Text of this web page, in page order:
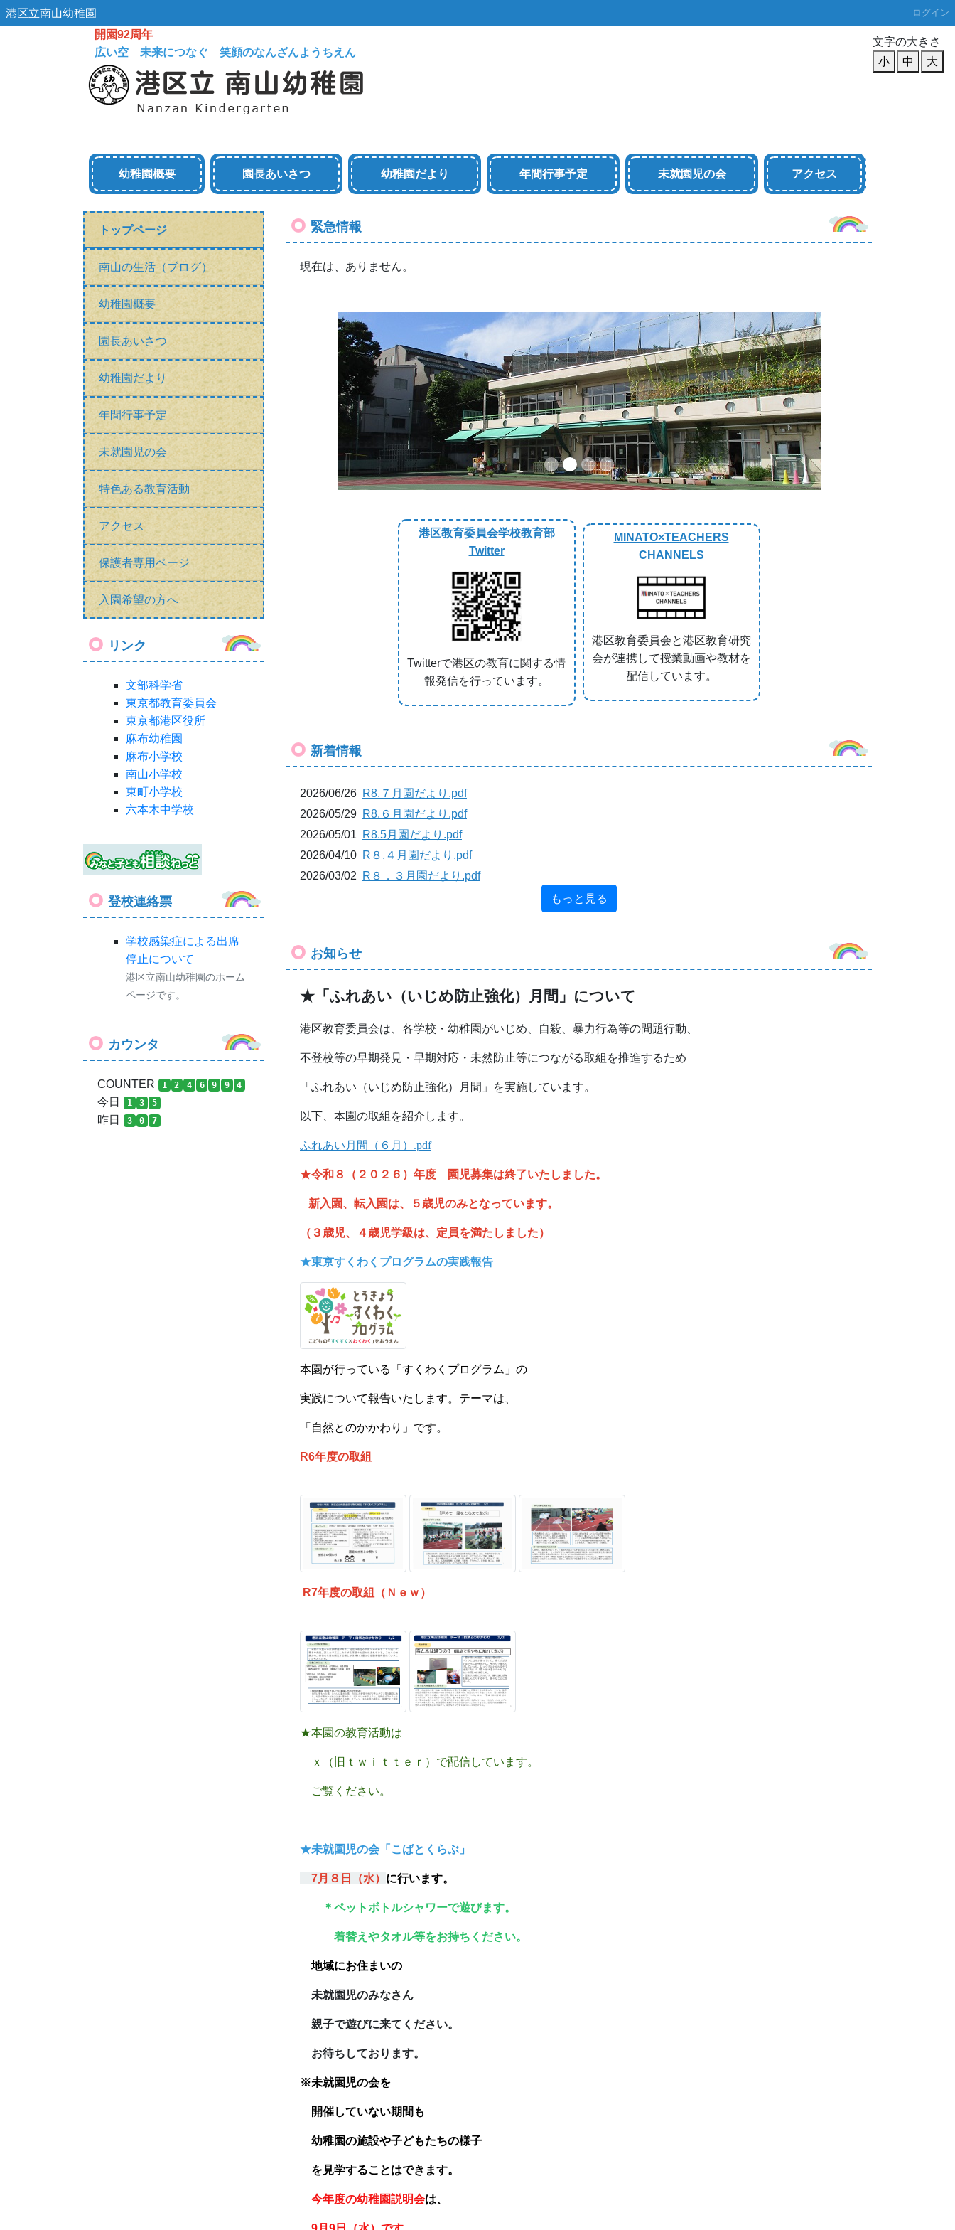
港区立南山幼稚園 ログイン
文字の大きさ
小
中 大
開園92周年
広い空 未来につなぐ 笑顔のなんざんようちえん
幼稚園概要 園長あいさつ 幼稚園だより 年間行事予定 未就園児の会 アクセス
トップページ
南山の生活（ブログ）
幼稚園概要
園長あいさつ
幼稚園だより
年間行事予定
未就園児の会
特色ある教育活動
アクセス
保護者専用ページ
入園希望の方へ
リンク
文部科学省
東京都教育委員会
東京都港区役所
麻布幼稚園
麻布小学校
南山小学校
東町小学校
六本木中学校
登校連絡票
学校感染症による出席
停止について
港区立南山幼稚園のホーム
ページです。
カウンタ
COUNTER 1 2 4 6 9 9 4
今日 1 3 5
昨日 3 0 7
緊急情報
現在は、ありません。
Previous
港区教育委員会学校教育部
Twitter
Twitterで港区の教育に関する情
報発信を行っています。
MINATO×TEACHERS
CHANNELS
港区教育委員会と港区教育研究
会が連携して授業動画や教材を
配信しています。
新着情報
2026/06/26 R8.７月園だより.pdf
2026/05/29 R8.６月園だより.pdf
2026/05/01
R8.5月園だより.pdf
2026/04/10 R８.４月園だより.pdf
2026/03/02
R８．３月園だより.pdf
もっと見る
お知らせ
★「ふれあい（いじめ防止強化）月間」について
港区教育委員会は、各学校・幼稚園がいじめ、自殺、暴力行為等の問題行動、
不登校等の早期発見・早期対応・未然防止等につながる取組を推進するため
「ふれあい（いじめ防止強化）月間」を実施しています。
以下、本園の取組を紹介します。
ふれあい月間（６月）.pdf
★令和８（２０２６）年度 園児募集は終了いたしました。
新入園、転入園は、５歳児のみとなっています。
（３歳児、４歳児学級は、定員を満たしました）
★東京すくわくプログラムの実践報告
本園が行っている「すくわくプログラム」の
実践について報告いたします。テーマは、
「自然とのかかわり」です。
R6年度の取組
R7年度の取組（Ｎｅｗ）
★本園の教育活動は
ｘ（旧ｔｗｉｔｔｅｒ）で配信しています。
ご覧ください。
★未就園児の会「こばとくらぶ」
7月８ 日（水） に行います。
＊ペットボトルシャワーで遊びます。
着替えやタオル等をお持ちください。
地域にお住まいの
未就園児のみなさん
親子で遊びに来てください。
お待ちしております。
※未就園児の会を
開催していない期間も
幼稚園の施設や子どもたちの様子
を見学することはできます。
今年度の幼稚園説明会は、